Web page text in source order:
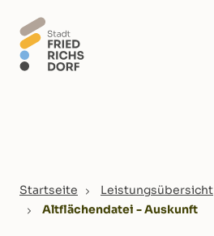
You are here:
Startseite
Leistungsübersicht
Altflächendatei - Auskunft